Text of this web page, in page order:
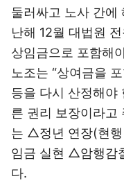
둘러싸고 노사 간에
난해 12월 대법원
상임금으로 포함해
노조는 “상여금을
등을 다시 산정해야
른 권리 보장이라고
는 △정년 연장(현
임금 실현 △암행감
다.